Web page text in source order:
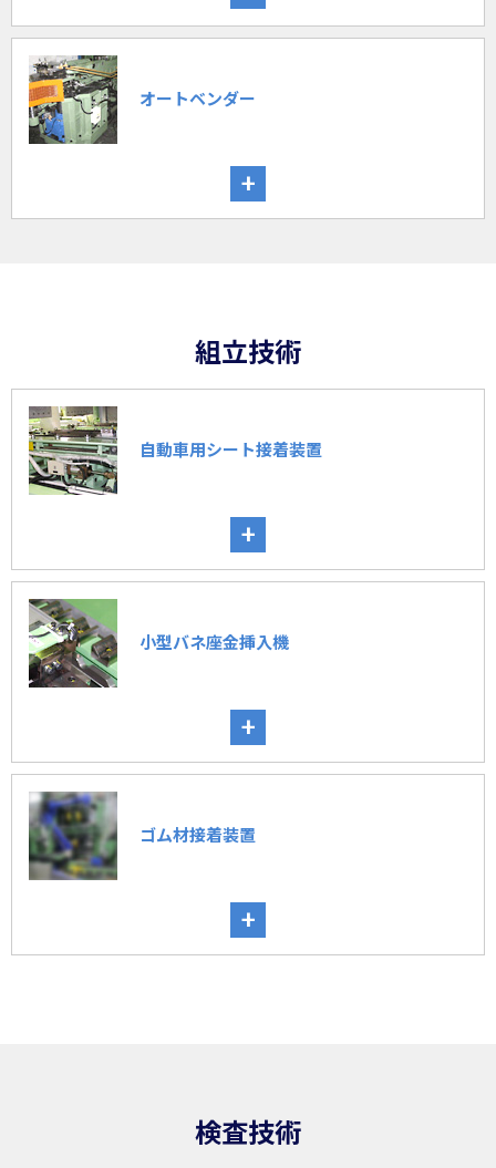
オートベンダー
+
組立技術
自動車用シート接着装置
+
小型バネ座金挿入機
+
ゴム材接着装置
+
検査技術